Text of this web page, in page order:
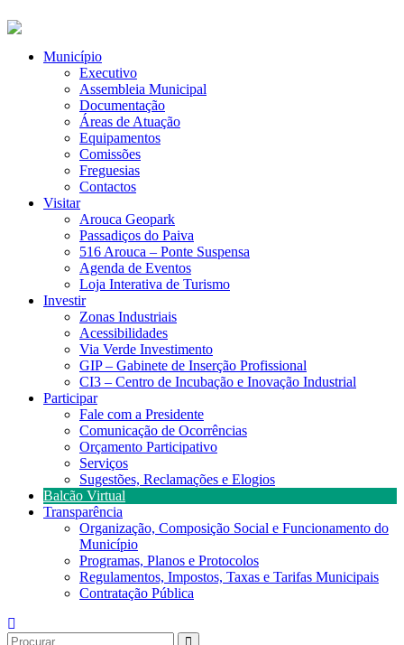
Município
Executivo
Assembleia Municipal
Documentação
Áreas de Atuação
Equipamentos
Comissões
Freguesias
Contactos
Visitar
Arouca Geopark
Passadiços do Paiva
516 Arouca – Ponte Suspensa
Agenda de Eventos
Loja Interativa de Turismo
Investir
Zonas Industriais
Acessibilidades
Via Verde Investimento
GIP – Gabinete de Inserção Profissional
CI3 – Centro de Incubação e Inovação Industrial
Participar
Fale com a Presidente
Comunicação de Ocorrências
Orçamento Participativo
Serviços
Sugestões, Reclamações e Elogios
Balcão Virtual
Transparência
Organização, Composição Social e Funcionamento do
Município
Programas, Planos e Protocolos
Regulamentos, Impostos, Taxas e Tarifas Municipais
Contratação Pública